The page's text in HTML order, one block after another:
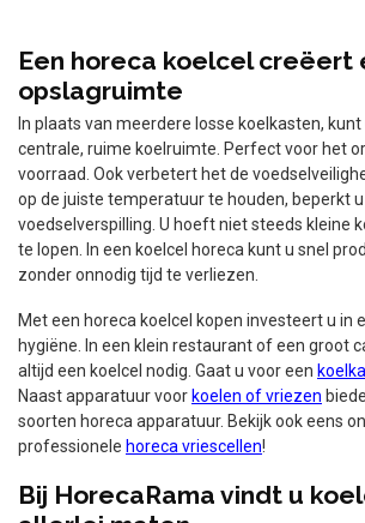
Een horeca koelcel creëert
opslagruimte
In plaats van meerdere losse koelkasten,
centrale, ruime koelruimte. Perfect voor het
voorraad. Ook verbetert het de
op de juiste temperatuur te houden, beperkt
voedselverspilling. U hoeft niet steeds kleine
te lopen. In een koelcel horeca kunt u snel
zonder onnodig tijd te verliezen.
Met een horeca koelcel kopen investeert u in
hygiëne. In een klein restaurant of een groot
altijd een koelcel nodig. Gaat u voor een
Naast apparatuur voor koelen of vriezen
soorten horeca apparatuur. Bekijk ook eens
professionele horeca vriescellen!
Bij HorecaRama vindt u